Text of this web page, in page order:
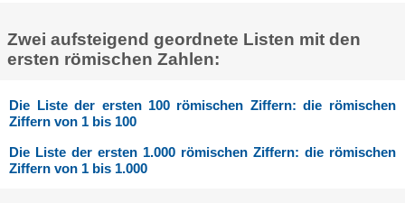
Zwei aufsteigend geordnete Listen mit den
ersten römischen Zahlen:
Die Liste der ersten 100 römischen Ziffern: die römischen
Ziffern von 1 bis 100
Die Liste der ersten 1.000 römischen Ziffern: die römischen
Ziffern von 1 bis 1.000